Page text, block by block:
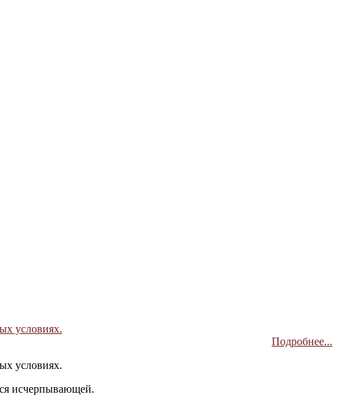
условиях.
Подробнее...
условиях.
исчерпывающей.